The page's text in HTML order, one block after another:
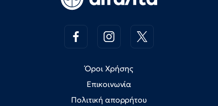
Όροι Χρήσης
Επικοινωνία
Πολιτική απορρήτου